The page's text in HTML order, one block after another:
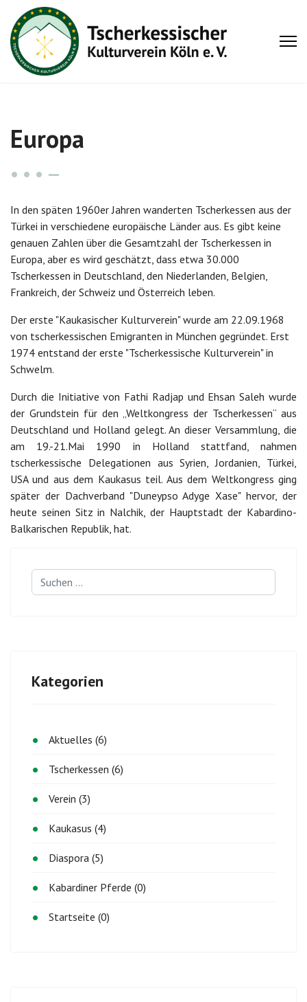
Europa
In den späten 1960er Jahren wanderten Tscherkessen aus der
Türkei in verschiedene europäische Länder aus. Es gibt keine
genauen Zahlen über die Gesamtzahl der Tscherkessen in
Europa, aber es wird geschätzt, dass etwa 30.000
Tscherkessen in Deutschland, den Niederlanden, Belgien,
Frankreich, der Schweiz und Österreich leben.
Der erste "Kaukasischer Kulturverein" wurde am 22.09.1968
von tscherkessischen Emigranten in München gegründet. Erst
1974 entstand der erste "Tscherkessische Kulturverein" in
Schwelm.
Durch die Initiative von Fathi Radjap und Ehsan Saleh wurde
der Grundstein für den „Weltkongress der Tscherkessen“ aus
Deutschland und Holland gelegt. An dieser Versammlung, die
am 19.-21.Mai 1990 in Holland stattfand, nahmen
tscherkessische Delegationen aus Syrien, Jordanien, Türkei,
USA und aus dem Kaukasus teil. Aus dem Weltkongress ging
später der Dachverband "Duneypso Adyge Xase" hervor, der
heute seinen Sitz in Nalchik, der Hauptstadt der Kabardino-
Balkarischen Republik, hat.
Suchen
...
Kategorien
Aktuelles (6)
Tscherkessen (6)
Verein (3)
Kaukasus (4)
Diaspora (5)
Kabardiner Pferde (0)
Startseite (0)